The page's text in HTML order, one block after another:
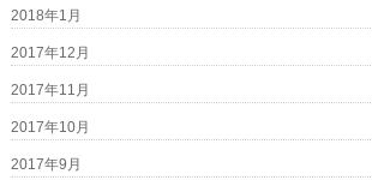
2018年1月
2017年12月
2017年11月
2017年10月
2017年9月